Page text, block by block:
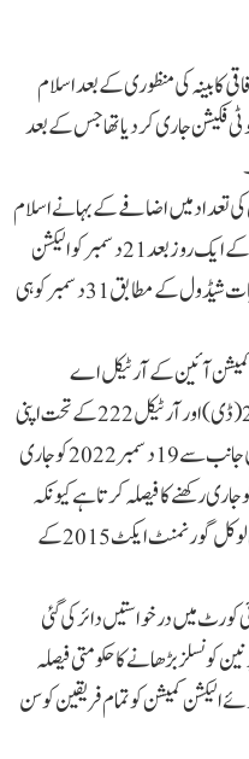
وفاقی کابینہ کی منظوری کے بعد اسلام
فکیشن جاری کردیا تھا جس کے بعد
تعداد میں اضافے کے بہانے اسلام
آباد میں بلدیاتی انتخابات میں تاخیر کے اقدام کے ایک روز بعد 21 دسمبر کو الیکشن
کمیشن آف پاکستان نے واضح کردیا تھا کہ انتخابات شیڈول کے مطابق 31 دسمبر کو ہی
کمیشن آئین کے آرٹیکل اے
(2)-140، آرٹیکل 218، (3) آرٹیکل 219 (ڈی) اور آرٹیکل 222 کے تحت اپنی
طاقت کا استعمال کرتے ہوئے وفاقی حکومت کی جانب سے 19 دسمبر 2022 کو جاری
رکھنے کا فیصلہ کرتا ہے کیونکہ
مذکورہ نوٹی فکیشن اسلام آباد کیپیٹل ٹیریٹری لوکل گورنمنٹ ایکٹ 2015 کے
کورٹ میں درخواستیں دائر کی گئی
یونین کونسلز بڑھانے کا حکومتی فیصلہ
الیکشن کمیشن کو تمام فریقین کو سن